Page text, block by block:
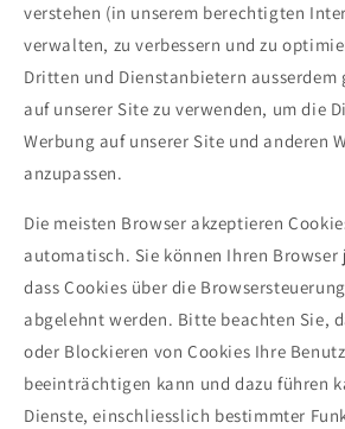
verstehen (in unserem berechtigten
verwalten, zu verbessern und zu
Dritten und Dienstanbietern ausserdem
auf unserer Site zu verwenden, um die
Werbung auf unserer Site und anderen
anzupassen.
Die meisten Browser akzeptieren
automatisch. Sie können Ihren Browser
dass Cookies über die
abgelehnt werden. Bitte beachten Sie,
oder Blockieren von Cookies Ihre
beeinträchtigen kann und dazu führen
Dienste, einschliesslich bestimmter